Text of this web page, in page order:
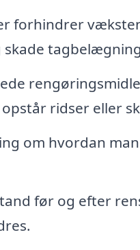
forhindrer
ridser eller
om hvordan
før og efter